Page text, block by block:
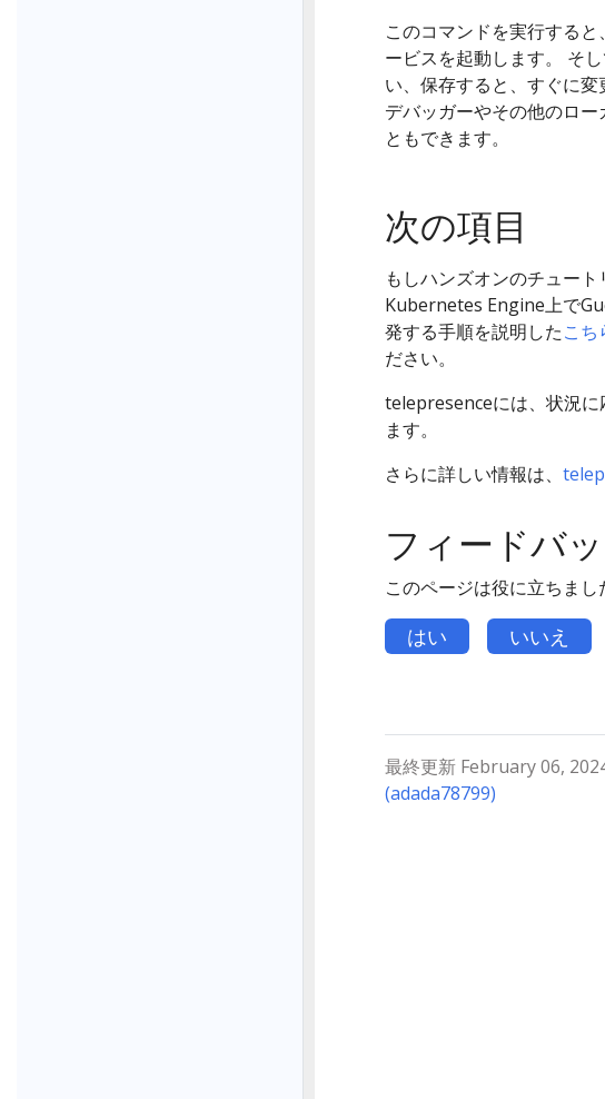
このコマンドを実行する
ービスを起動します。 そ
い、保存すると、すぐに変
デバッガーやその他のロ
ともできます。
次の項目
もしハンズオンのチュー
Kubernetes Engine上で
発する手順を説明したこち
ださい。
telepresenceには、状況に
ます。
さらに詳しい情報は、
フィードバ
このページは役に立ちまし
はい いいえ
最終更新 February 06,
(adada78799)